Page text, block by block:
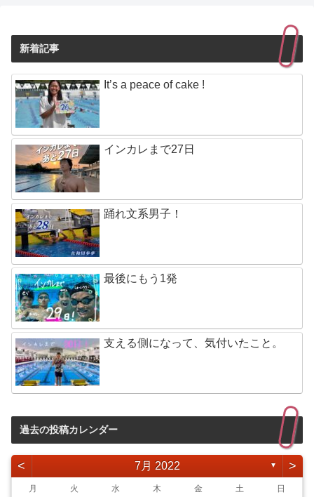
新着記事
It’s a peace of cake !
インカレまで27日
踊れ文系男子！
最後にもう1発
支える側になって、気付いたこと。
過去の投稿カレンダー
< 7月 2022 ▼ >
月 火 水 木 金 土 日